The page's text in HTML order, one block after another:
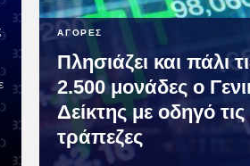
ΑΓΟΡΕΣ
Πλησιάζει και πάλι
2.500 μονάδες ο
Δείκτης με οδηγό τις
τράπεζες